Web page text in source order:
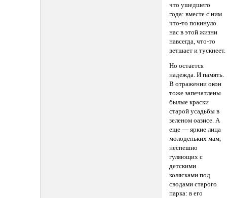
что ушедшего
года: вместе с ним
что-то покинуло
нас в этой жизни
навсегда, что-то
ветшает и тускнеет.
Но остается
надежда. И память.
В отражении окон
тоже запечатлены
былые краски
старой усадьбы в
зеленом оазисе. А
еще — яркие лица
молоденьких мам,
неспешно
гуляющих с
детскими
колясками под
сводами старого
парка: в его